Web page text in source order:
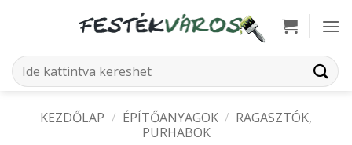
Keresés
a
KEZDŐLAP / ÉPÍTŐANYAGOK / RAGASZTÓK,
PURHABOK